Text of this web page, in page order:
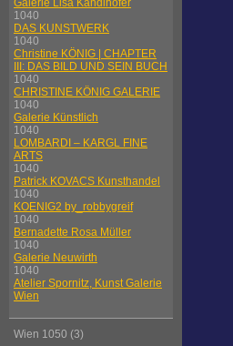
Galerie Lisa Kandlhofer
1040
DAS KUNSTWERK
1040
Christine KÖNIG | CHAPTER
III: DAS BILD UND SEIN BUCH
1040
CHRISTINE KÖNIG GALERIE
1040
Galerie Künstlich
1040
LOMBARDI – KARGL FINE
ARTS
1040
Patrick KOVACS Kunsthandel
1040
KOENIG2 by_robbygreif
1040
Bernadette Rosa Müller
1040
Galerie Neuwirth
1040
Atelier Spornitz, Kunst Galerie
Wien
Wien 1050 (3)